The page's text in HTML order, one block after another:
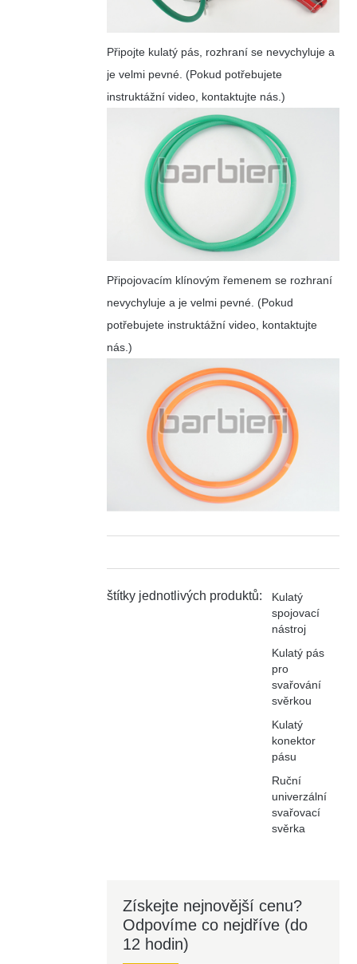
Připojte kulatý pás, rozhraní se nevychyluje a
je velmi pevné. (Pokud potřebujete
instruktážní video, kontaktujte nás.)
Připojovacím klínovým řemenem se rozhraní
nevychyluje a je velmi pevné. (Pokud
potřebujete instruktážní video, kontaktujte
nás.)
štítky jednotlivých produktů:
Kulatý
spojovací
nástroj
Kulatý pás
pro
svařování
svěrkou
Kulatý
konektor
pásu
Ruční
univerzální
svařovací
svěrka
Získejte nejnovější cenu?
Odpovíme co nejdříve (do
12 hodin)